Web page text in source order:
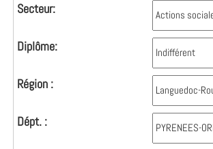
Secteur:
Diplôme:
Région :
Dépt. :